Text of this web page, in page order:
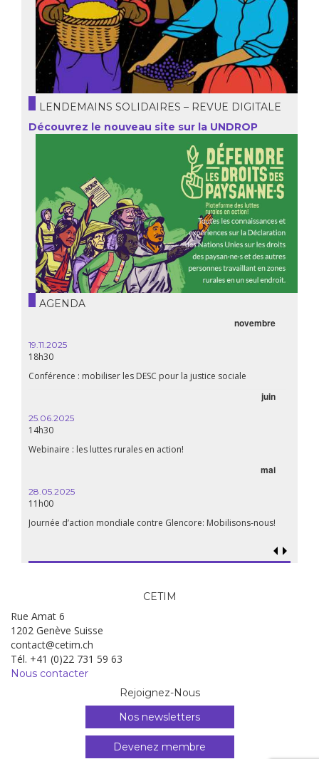
LENDEMAINS SOLIDAIRES – REVUE DIGITALE
Découvrez le nouveau site sur la UNDROP
AGENDA
novembre
19.11.2025
18h30
Conférence : mobiliser les DESC pour la justice sociale
juin
25.06.2025
14h30
Webinaire : les luttes rurales en action!
mai
28.05.2025
11h00
Journée d’action mondiale contre Glencore: Mobilisons-nous!
CETIM
Rue Amat 6
1202 Genève Suisse
contact@cetim.ch
Tél. +41 (0)22 731 59 63
Nous contacter
Rejoignez-Nous
Nos newsletters
Devenez membre